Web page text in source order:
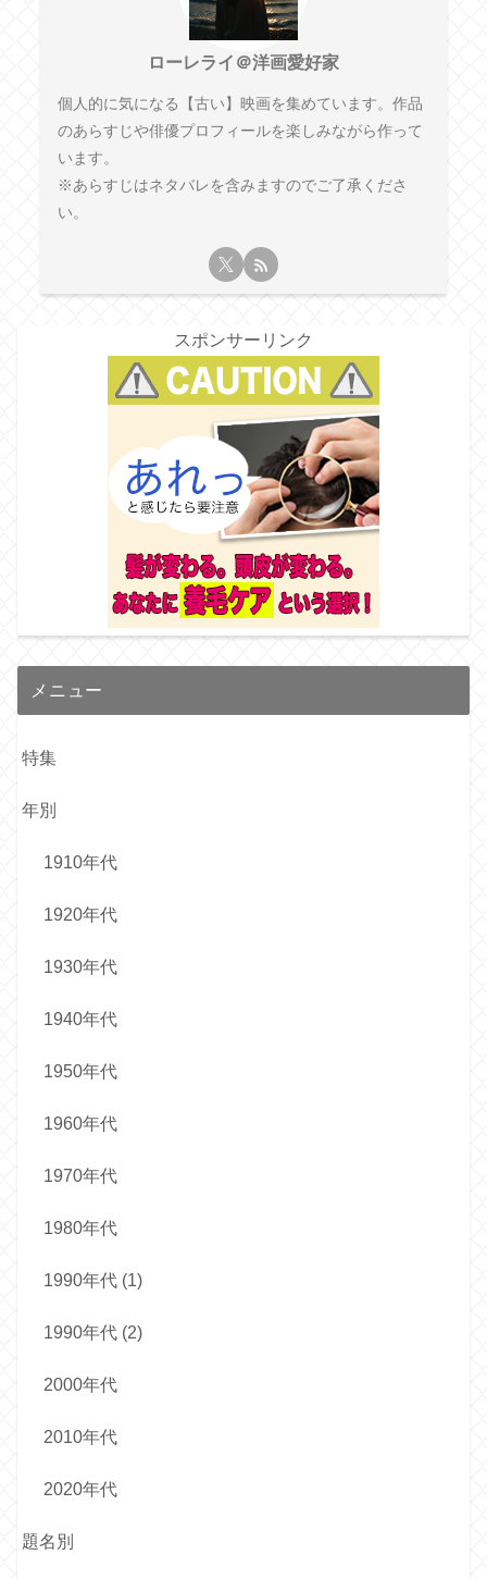
ローレライ＠洋画愛好家
個人的に気になる【古い】映画を集めています。作品
のあらすじや俳優プロフィールを楽しみながら作って
います。
※あらすじはネタバレを含みますのでご了承くださ
い。
スポンサーリンク
メニュー
特集
年別
1910年代
1920年代
1930年代
1940年代
1950年代
1960年代
1970年代
1980年代
1990年代 (1)
1990年代 (2)
2000年代
2010年代
2020年代
題名別